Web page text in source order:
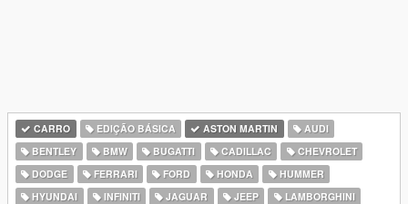
CARRO EDIÇÃO BÁSICA ASTON MARTIN
AUDI
BENTLEY
BMW BUGATTI CADILLAC
CHEVROLET
DODGE
FERRARI FORD HONDA
HUMMER
HYUNDAI
INFINITI JAGUAR JEEP
LAMBORGHINI